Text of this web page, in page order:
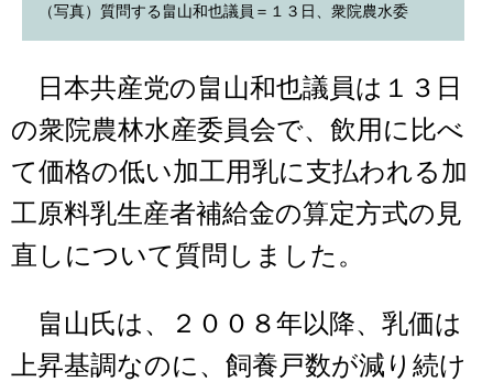
（写真）質問する畠山和也議員＝１３日、衆院農水委
日本共産党の畠山和也議員は１３日
の衆院農林水産委員会で、飲用に比べ
て価格の低い加工用乳に支払われる加
工原料乳生産者補給金の算定方式の見
直しについて質問しました。
畠山氏は、２００８年以降、乳価は
上昇基調なのに、飼養戸数が減り続け